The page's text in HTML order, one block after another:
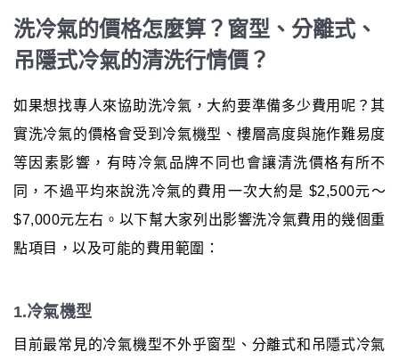
洗冷氣的價格怎麼算？窗型、分離式、
吊隱式冷氣的清洗行情價？
如果想找專人來協助洗冷氣，大約要準備多少費用呢？其
實洗冷氣的價格會受到冷氣機型、樓層高度與施作難易度
等因素影響，有時冷氣品牌不同也會讓清洗價格有所不
同，不過平均來說洗冷氣的費用一次大約是 $2,500元～
$7,000元左右。以下幫大家列出影響洗冷氣費用的幾個重
點項目，以及可能的費用範圍：
1.冷氣機型
目前最常見的冷氣機型不外乎窗型、分離式和吊隱式冷氣